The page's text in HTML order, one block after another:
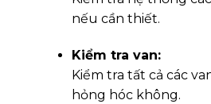
nếu cần thiết.
Kiểm tra van:
Kiểm tra tất cả các
hỏng hóc không.